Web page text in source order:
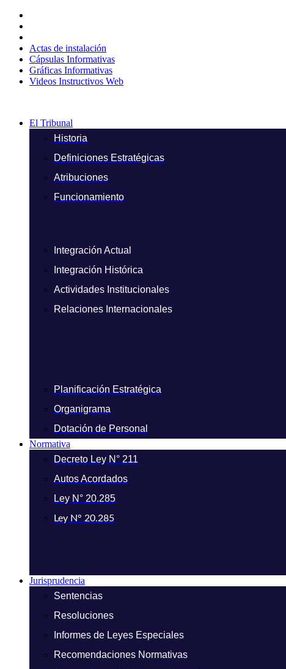
contenido
Actas de instalación
Cápsulas Informativas
Gráficas Informativas
Videos Instructivos Web
El Tribunal
Historia
Definiciones Estratégicas
Atribuciones
Funcionamiento
Integración Actual
Integración Histórica
Actividades Institucionales
Relaciones Internacionales
Planificación Estratégica
Organigrama
Dotación de Personal
Normativa
Decreto Ley N° 211
Autos Acordados
Ley N° 20.285
Ley N° 20.285
Jurisprudencia
Sentencias
Resoluciones
Informes de Leyes Especiales
Recomendaciones Normativas